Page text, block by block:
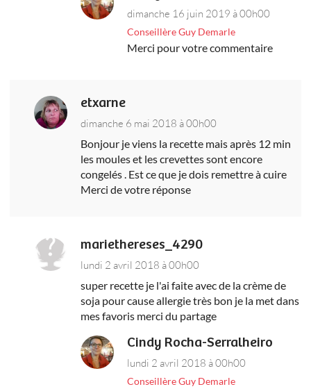
dimanche 16 juin 2019 à 00h00
Conseillère Guy Demarle
Merci pour votre commentaire
etxarne
dimanche 6 mai 2018 à 00h00
Bonjour je viens la recette mais après 12 min
les moules et les crevettes sont encore
congelés . Est ce que je dois remettre à cuire
Merci de votre réponse
mariethereses_4290
lundi 2 avril 2018 à 00h00
super recette je l'ai faite avec de la crème de
soja pour cause allergie très bon je la met dans
mes favoris merci du partage
Cindy Rocha-Serralheiro
lundi 2 avril 2018 à 00h00
Conseillère Guy Demarle